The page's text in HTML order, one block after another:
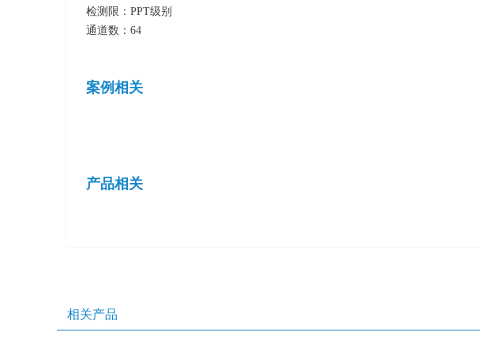
检测限：PPT级别
通道数：64
案例相关
产品相关
相关产品